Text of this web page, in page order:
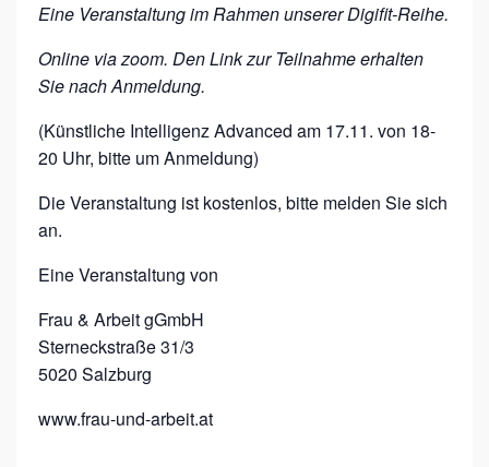
I
G
E
N
Z
I
M
A
L
L
T
A
G
Eine Veranstaltung im Rahmen unserer Digifit-Reihe.
Online via zoom. Den Link zur Teilnahme erhalten
Sie nach Anmeldung.
(Künstliche Intelligenz Advanced am 17.11. von 18-
20 Uhr, bitte um Anmeldung)
Die Veranstaltung ist kostenlos, bitte melden Sie sich
an.
Eine Veranstaltung von
Frau & Arbeit gGmbH
Sterneckstraße 31/3
5020 Salzburg
www.frau-und-arbeit.at